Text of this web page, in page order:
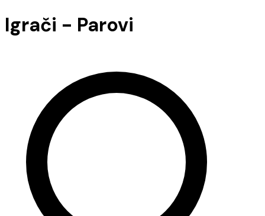
Igrači - Parovi